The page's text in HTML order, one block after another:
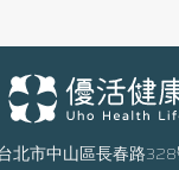
大部分的人在感染後
後還是可能被不同型
們的抵抗力，但這些
北市中山區長春路